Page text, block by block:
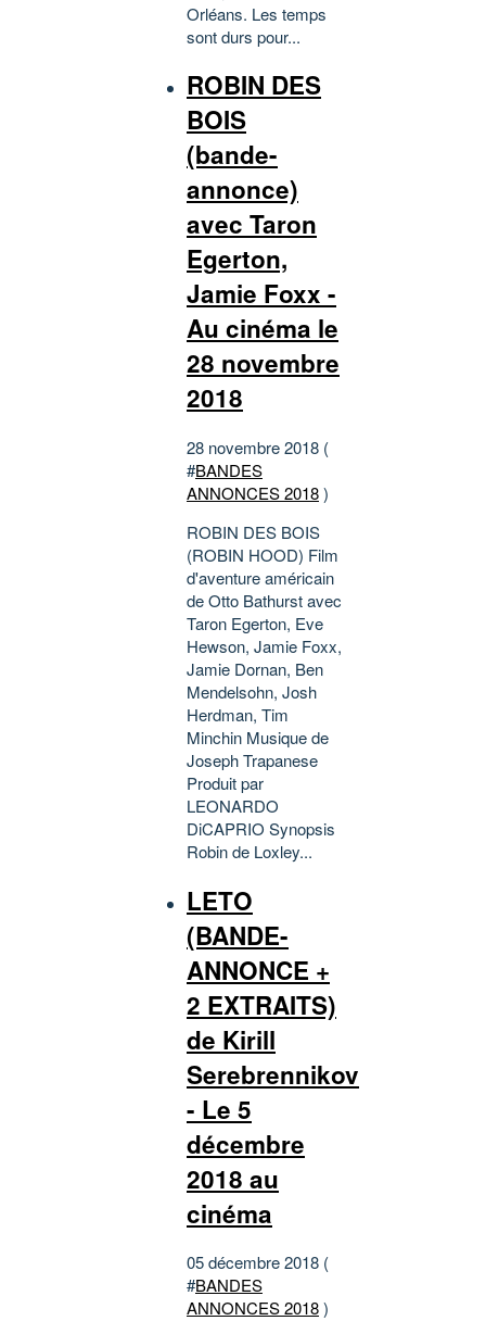
Orléans. Les temps
sont durs pour...
ROBIN DES
BOIS
(bande-
annonce)
avec Taron
Egerton,
Jamie Foxx -
Au cinéma le
28 novembre
2018
28 novembre 2018 (
#BANDES
ANNONCES 2018)
ROBIN DES BOIS
(ROBIN HOOD) Film
d'aventure américain
de Otto Bathurst avec
Taron Egerton, Eve
Hewson, Jamie Foxx,
Jamie Dornan, Ben
Mendelsohn, Josh
Herdman, Tim
Minchin Musique de
Joseph Trapanese
Produit par
LEONARDO
DiCAPRIO Synopsis
Robin de Loxley...
LETO
(BANDE-
ANNONCE +
2 EXTRAITS)
de Kirill
Serebrennikov
- Le 5
décembre
2018 au
cinéma
05 décembre 2018 (
#BANDES
ANNONCES 2018)